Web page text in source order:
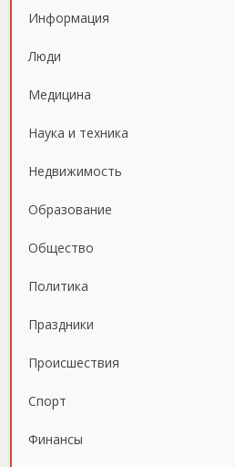
Информация
Люди
Медицина
Наука и техника
Недвижимость
Образование
Общество
Политика
Праздники
Происшествия
Спорт
Финансы